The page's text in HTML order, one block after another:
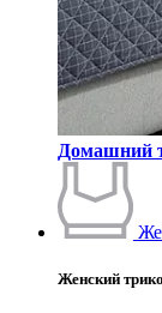
Домашний
Женский